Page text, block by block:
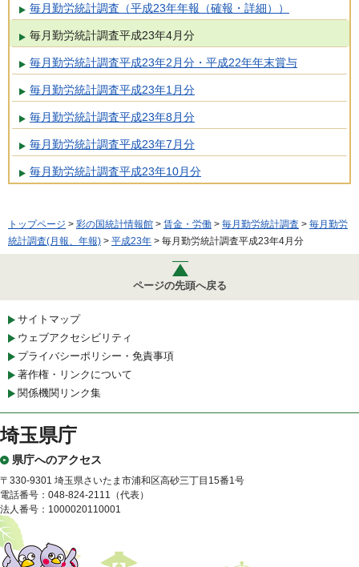
毎月勤労統計調査（平成23年年報（確報・詳細））
毎月勤労統計調査平成23年4月分
毎月勤労統計調査平成23年2月分・平成22年年末賞与
毎月勤労統計調査平成23年1月分
毎月勤労統計調査平成23年8月分
毎月勤労統計調査平成23年7月分
毎月勤労統計調査平成23年10月分
トップページ > 彩の国統計情報館 > 賃金・労働 > 毎月勤労統計調査 > 毎月勤労
統計調査(月報、年報) > 平成23年 > 毎月勤労統計調査平成23年4月分
ページの先頭へ戻る
サイトマップ
ウェブアクセシビリティ
プライバシーポリシー・免責事項
著作権・リンクについて
関係機関リンク集
埼玉県庁
県庁へのアクセス
〒330-9301 埼玉県さいたま市浦和区高砂三丁目15番1号
電話番号：048-824-2111（代表）
法人番号：1000020110001